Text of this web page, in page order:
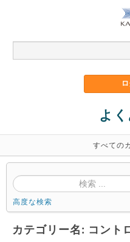
よ
すべての
高度な検索
カテゴリー名: コント